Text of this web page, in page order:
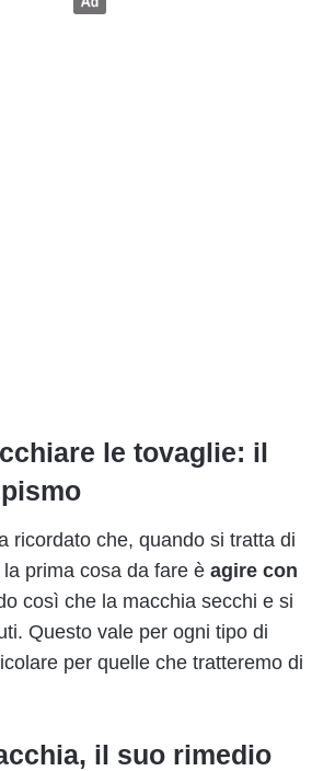
le tovaglie: il
ricordato che, quando si tratta di
prima cosa da fare è agire con
così che la macchia secchi e si
Questo vale per ogni tipo di
per quelle che tratteremo di
il suo rimedio